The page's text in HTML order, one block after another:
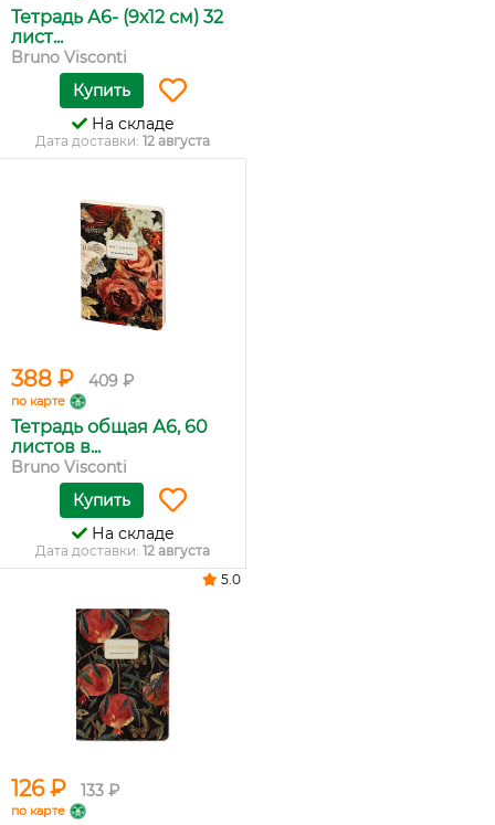
Тетрадь А6- (9х12 см) 32
лист...
Bruno Visconti
Купить
На складе
Дата доставки: 12 августа
388 ₽ 409 ₽
по карте
Тетрадь общая А6, 60
листов в...
Bruno Visconti
Купить
На складе
Дата доставки: 12 августа
126 ₽ 133 ₽
по карте
5.0